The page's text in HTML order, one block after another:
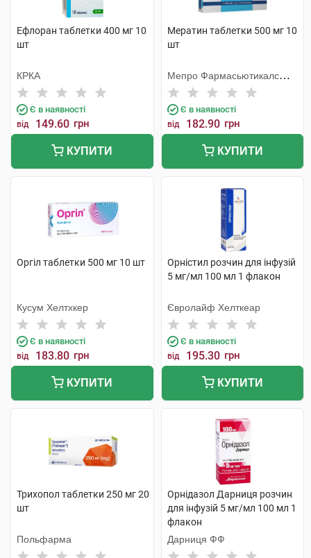
Ефлоран таблетки 400 мг 10
шт
КРКА
Є в наявності
від 149.60 грн
КУПИТИ
Мератин таблетки 500 мг 10
шт
Мепро Фармасьютикалс
Пріват
Є в наявності
від 182.90 грн
КУПИТИ
Оргіл таблетки 500 мг 10 шт
Кусум Хелтхкер
Є в наявності
від 183.80 грн
КУПИТИ
Орністил розчин для інфузій
5 мг/мл 100 мл 1 флакон
Євролайф Хелткеар
Є в наявності
від 195.30 грн
КУПИТИ
Трихопол таблетки 250 мг 20
шт
Польфарма
Орнідазол Дарниця розчин
для інфузій 5 мг/мл 100 мл 1
флакон
Дарниця ФФ